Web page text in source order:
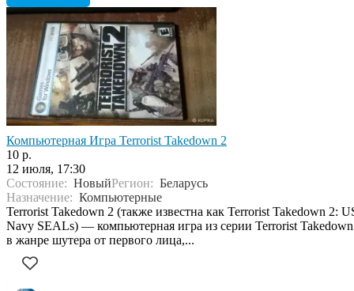
Компьютерная Игра Terrorist Takedown 2
10 р.
12 июля, 17:30
Состояние: НовыйРегион: Беларусь
Назначение: Компьютерные
Terrorist Takedown 2 (также известна как Terrorist Takedown 2:
Navy SEALs) — компьютерная игра из серии Terrorist Takedown
в жанре шутера от первого лица,...